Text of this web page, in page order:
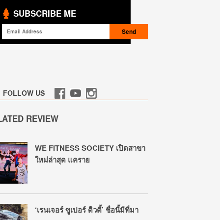
SUBSCRIBE ME
FOLLOW US
REVIEW
WE FITNESS SOCIETY เปิดสาขา
ใหม่ล่าสุด แคราย
‘เรนเจอร์ ซูเปอร์ ดิวตี้’ ชื่อนี้มีที่มา